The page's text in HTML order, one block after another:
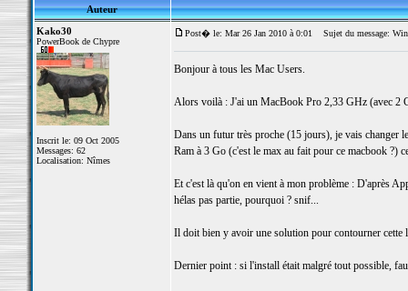
Auteur
Kako30
PowerBook de Chypre
Inscrit le: 09 Oct 2005
Messages: 62
Localisation: Nîmes
Post� le: Mar 26 Jan 2010 à 0:01 Sujet du message:
Bonjour à tous les Mac Users.
Alors voilà : J'ai un MacBook Pro 2,33 GHz (avec 2
Dans un futur très proche (15 jours), je vais changer
Ram à 3 Go (c'est le max au fait pour ce macbook ?)
Et c'est là qu'on en vient à mon problème : D'après
hélas pas partie, pourquoi ? snif...
Il doit bien y avoir une solution pour contourner cette
Dernier point : si l'install était malgré tout possible,